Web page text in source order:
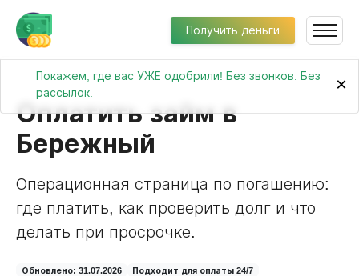
Получить деньги
Покажем, где вас УЖЕ одобрили! Без звонков. Без
рассылок.
×
Оплатить займ в
Бережный
Операционная страница по погашению:
где платить, как проверить долг и что
делать при просрочке.
Обновлено: 31.07.2026 Подходит для оплаты 24/7